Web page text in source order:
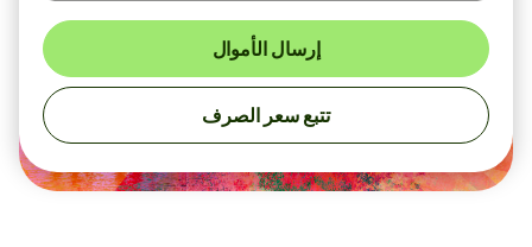
إرسال الأموال
تتبع سعر الصرف